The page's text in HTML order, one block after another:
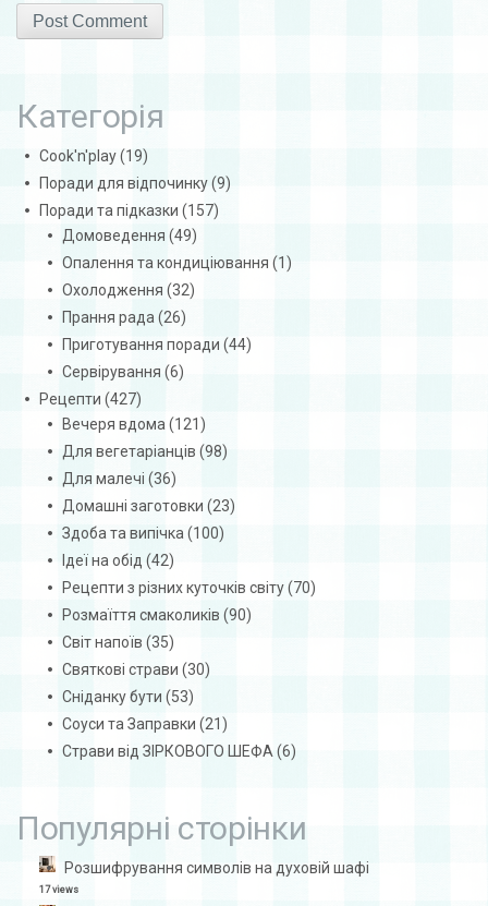
Категорія
Cook'n'play(19)
Поради для відпочинку(9)
Поради та підказки (157)
Домоведення (49)
Опалення та кондиціювання (1)
Охолодження (32)
Прання рада (26)
Приготування поради (44)
Сервірування (6)
Рецепти (427)
Вечеря вдома (121)
Для вегетаріанців (98)
Для малечі (36)
Домашні заготовки (23)
Здоба та випічка (100)
Ідеї на обід (42)
Рецепти з різних куточків світу(70)
Розмаїття смаколиків (90)
Світ напоїв (35)
Святкові страви (30)
Сніданку бути (53)
Соуси та Заправки (21)
Страви від ЗІРКОВОГО ШЕФА (6)
Популярні сторінки
Розшифрування символів на духовій шафі
17 views